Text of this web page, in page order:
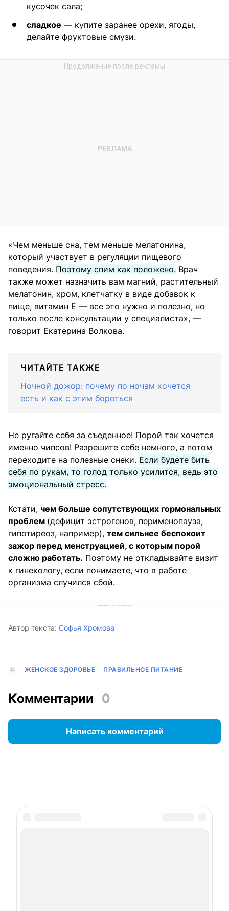
кусочек сала;
сладкое — купите заранее орехи, ягоды,
делайте фруктовые смузи.
«Чем меньше сна, тем меньше мелатонина,
который участвует в регуляции пищевого
поведения. Поэтому спим как положено. Врач
также может назначить вам магний, растительный
мелатонин, хром, клетчатку в виде добавок к
пище, витамин Е — все это нужно и полезно, но
только после консультации у специалиста», —
говорит Екатерина Волкова.
ЧИТАЙТЕ ТАКЖЕ
Ночной дожор: почему по ночам хочется
есть и как с этим бороться
Не ругайте себя за съеденное! Порой так хочется
именно чипсов! Разрешите себе немного, а потом
переходите на полезные снеки. Если будете бить
себя по рукам, то голод только усилится, ведь это
эмоциональный стресс.
Кстати, чем больше сопутствующих гормональных
проблем (дефицит эстрогенов, перименопауза,
гипотиреоз, например), тем сильнее беспокоит
зажор перед менструацией, с которым порой
сложно работать. Поэтому не откладывайте визит
к гинекологу, если понимаете, что в работе
организма случился сбой.
Автор текста: Софья Хромова
ЖЕНСКОЕ ЗДОРОВЬЕ ПРАВИЛЬНОЕ ПИТАНИЕ
Комментарии 0
Написать комментарий